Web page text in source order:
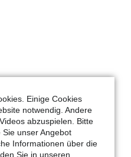
Einige Cookies
notwendig. Andere
abzuspielen. Bitte
unser Angebot
Informationen über die
Sie in unseren